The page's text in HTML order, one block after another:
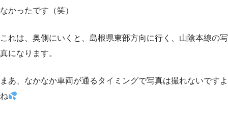
なかったです（笑）
これは、奥側にいくと、島根県東部方向に行く、山陰本線の写
真になります。
まあ、なかなか車両が通るタイミングで写真は撮れないですよ
ね